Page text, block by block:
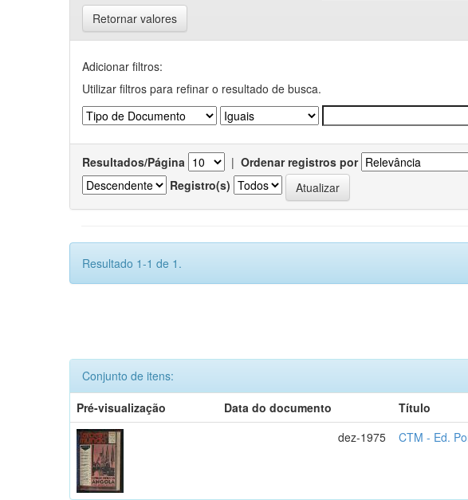
Retornar valores
Adicionar filtros:
Utilizar filtros para refinar o resultado de busca.
Resultados/Página | Ordenar registros por
Registro(s)
Resultado 1-1 de 1.
Conjunto de itens:
Pré-visualização
Data do documento Título
dez-1975
CTM - Ed.